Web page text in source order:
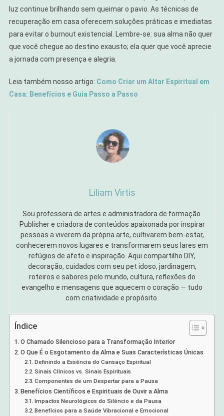
luz continue brilhando sem queimar o pavio. As técnicas de
recuperação em casa oferecem soluções práticas e imediatas
para evitar o burnout existencial. Lembre-se: sua alma não quer
que você chegue ao destino exausto; ela quer que você aprecie
a jornada com presença e alegria.
Leia também nosso artigo: Como Criar um Altar Espiritual em
Casa: Benefícios e Guia Passo a Passo
Liliam Virtis
Sou professora de artes e administradora de formação.
Publisher e criadora de conteúdos apaixonada por inspirar
pessoas a viverem da própria arte, cultivarem bem-estar,
conhecerem novos lugares e transformarem seus lares em
refúgios de afeto e inspiração. Aqui compartilho DIY,
decoração, cuidados com seu pet idoso, jardinagem,
roteiros e sabores pelo mundo, cultura, reflexões do
evangelho e mensagens que aquecem o coração — tudo
com criatividade e propósito.
Índice
O Chamado Silencioso para a Transformação Interior
O Que É o Esgotamento da Alma e Suas Características Únicas
Definindo a Essência do Cansaço Espiritual
Sinais Clínicos vs. Sinais Espirituais
Componentes de um Despertar para a Pausa
Benefícios Científicos e Espirituais de Ouvir a Alma
Impactos Neurológicos do Silêncio e da Pausa
Benefícios para a Saúde Vibracional e Emocional